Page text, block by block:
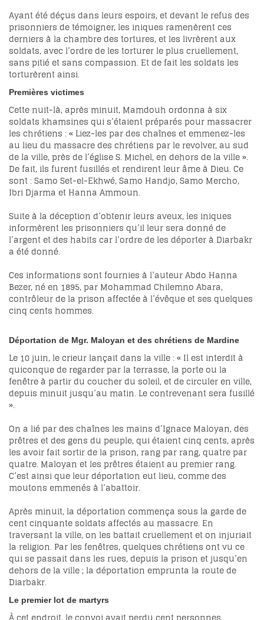
Ayant été déçus dans leurs espoirs, et devant le refus des
prisonniers de témoigner, les iniques ramenèrent ces
derniers à la chambre des tortures, et les livrèrent aux
soldats, avec l’ordre de les torturer le plus cruellement,
sans pitié et sans compassion. Et de fait les soldats les
torturèrent ainsi.
Premières victimes
Cette nuit-là, après minuit, Mamdouh ordonna à six
soldats khamsines qui s’étaient préparés pour massacrer
les chrétiens : « Liez-les par des chaînes et emmenez-les
au lieu du massacre des chrétiens par le revolver, au sud
de la ville, près de l’église S. Michel, en dehors de la ville ».
De fait, ils furent fusillés et rendirent leur âme à Dieu. Ce
sont : Samo Set-el-Ekhwé, Samo Handjo, Samo Mercho,
Ibri Djarma et Hanna Ammoun.
Suite à la déception d’obtenir leurs aveux, les iniques
informèrent les prisonniers qu’il leur sera donné de
l’argent et des habits car l’ordre de les déporter à Diarbakr
a été donné.
Ces informations sont fournies à l’auteur Abdo Hanna
Bezer, né en 1895, par Mohammad Chilemno Abara,
contrôleur de la prison affectée à l’évêque et ses quelques
cinq cents hommes.
Déportation de Mgr. Maloyan et des chrétiens de Mardine
Le 10 juin, le crieur lançait dans la ville : « Il est interdit à
quiconque de regarder par la terrasse, la porte ou la
fenêtre à partir du coucher du soleil, et de circuler en ville,
depuis minuit jusqu’au matin. Le contrevenant sera fusillé
».
On a lié par des chaînes les mains d’Ignace Maloyan, des
prêtres et des gens du peuple, qui étaient cinq cents, après
les avoir fait sortir de la prison, rang par rang, quatre par
quatre. Maloyan et les prêtres étaient au premier rang.
C’est ainsi que leur déportation eut lieu, comme des
moutons emmenés à l’abattoir.
Après minuit, la déportation commença sous la garde de
cent cinquante soldats affectés au massacre. En
traversant la ville, on les battait cruellement et on injuriait
la religion. Par les fenêtres, quelques chrétiens ont vu ce
qui se passait dans les rues, depuis la prison et jusqu’en
dehors de la ville ; la déportation emprunta la route de
Diarbakr.
Le premier lot de martyrs